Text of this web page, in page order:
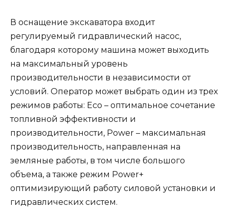
В оснащение экскаватора входит
регулируемый гидравлический насос,
благодаря которому машина может выходить
на максимальный уровень
производительности в независимости от
условий. Оператор может выбрать один из трех
режимов работы: Eco – оптимальное сочетание
топливной эффективности и
производительности, Power – максимальная
производительность, направленная на
земляные работы, в том числе большого
объема, а также режим Power+
оптимизирующий работу силовой установки и
гидравлических систем.